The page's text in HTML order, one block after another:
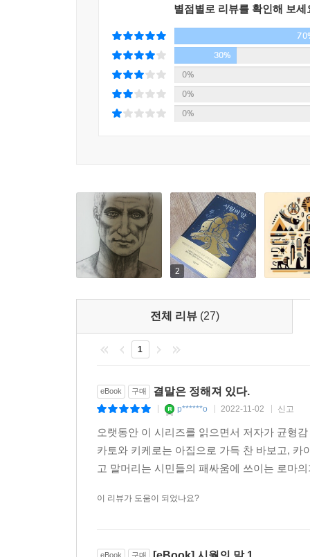
카이사르가 잔혹하고 비통하게 살해당한 후 이야
최초의 황제 아우구스투스가 되는 청년이다. 매
얌전한 소년이던 그는 자신의 우상 카이사르
천식이라는 고질병과 군사적 능력 부족이라는
환경에서 사랑받고 자란 그는 카이사르의 로마
옥타비아누스는 ‘아버지’의 원수들에게 철저하
만들어가려 한다.
매컬로가 그려낸 카이사르는 역사상 그 누구보
재능을 찬미하는 동시에 그가 광범위한 지역
카이사르의 그러한 모순과 분열성을 담아내려
비판한 이들이 아니라 그를 숭배하고 존경한 후
모순을 잘 보여준다.
시월의 말 October Horse
경주를 했다. 우승팀 전차의 오른편에 묶여 있던
함께 쌓아올리고, 꼬리와 생식기는 바로 포룸 로
걸렸고, 수부라 주민들이 이길 경우 마밀리우스
않다. 전쟁 철의 종료와 관계있으리라고 짐작
경주에 출전한 군마들이 공마였을 가능성도 충분
별점별로 리뷰를 확인해 보세
30%
0%
0%
0%
2
전체 리뷰 (27)
1
eBook 구매 결말은 정해져 있다.
p******o 2022-11-02 신고
오랫동안 이 시리즈를 읽으면서 저자가 균형
카토와 키케로는 아집으로 가득 찬 바보고,
고 말머리는 시민들의 패싸움에 쓰이는 로마
이 리뷰가 도움이 되었나요?
eBook 구매